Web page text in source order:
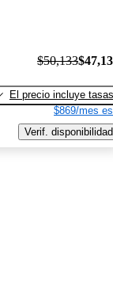
$50,133
El precio incluye tasas
$869/mes
Verif. disponibilidad